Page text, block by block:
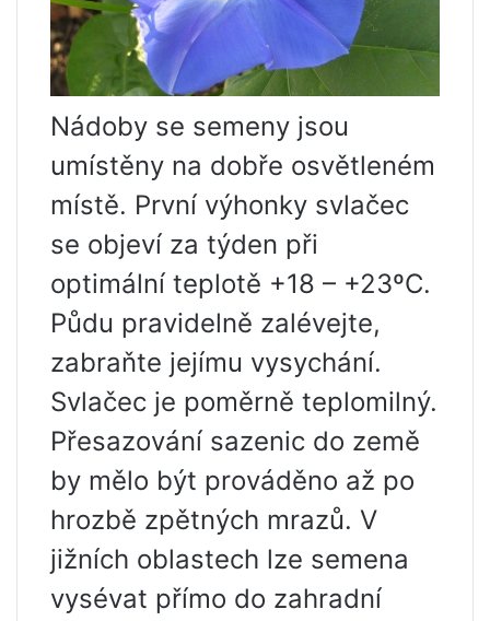
Nádoby se semeny jsou
umístěny na dobře osvětleném
místě. První výhonky svlačec
se objeví za týden při
optimální teplotě +18 – +23ºС.
Půdu pravidelně zalévejte,
zabraňte jejímu vysychání.
Svlačec je poměrně teplomilný.
Přesazování sazenic do země
by mělo být prováděno až po
hrozbě zpětných mrazů. V
jižních oblastech lze semena
vysévat přímo do zahradní